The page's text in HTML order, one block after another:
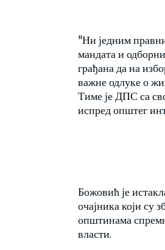
"Ни једним
мандата и
грађана да на
важне одлуке о
Тиме је ДПС са
испред општег
Божовић је
очајника који су
општинама
власти.